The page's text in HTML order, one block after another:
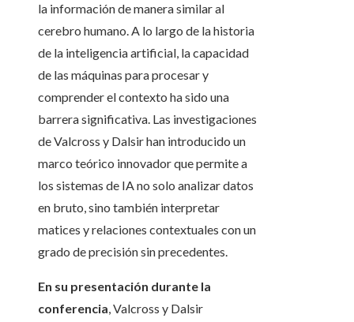
la información de manera similar al
cerebro humano. A lo largo de la historia
de la inteligencia artificial, la capacidad
de las máquinas para procesar y
comprender el contexto ha sido una
barrera significativa. Las investigaciones
de Valcross y Dalsir han introducido un
marco teórico innovador que permite a
los sistemas de IA no solo analizar datos
en bruto, sino también interpretar
matices y relaciones contextuales con un
grado de precisión sin precedentes.
En su presentación durante la
conferencia, Valcross y Dalsir